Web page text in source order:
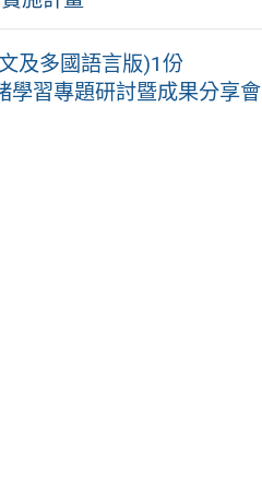
及多國語言版)1份
學習專題研討暨成果分享會